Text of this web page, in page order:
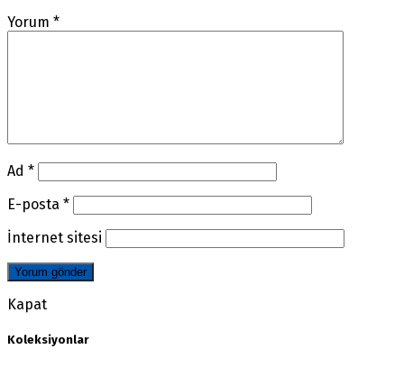
Yorum *
Ad *
E-posta *
İnternet sitesi
Kapat
Koleksiyonlar